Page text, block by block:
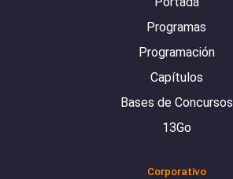
Programas
Programación
Capítulos
Bases de Concursos
13Go
Corporativo